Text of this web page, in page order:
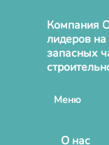
Компания
лидеров
запасных
Меню
О нас